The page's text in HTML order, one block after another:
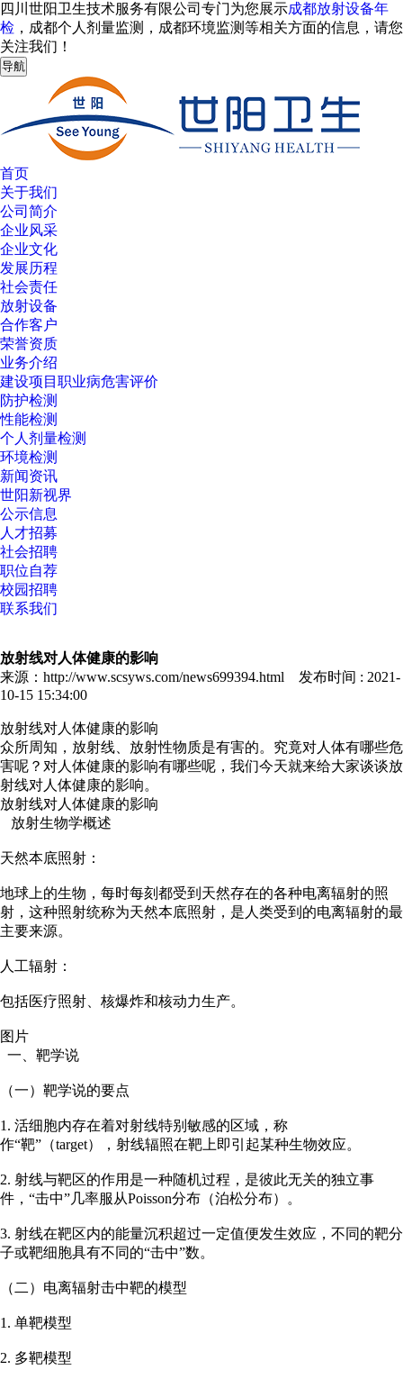
四川世阳卫生技术服务有限公司专门为您展示成都放射设备年
检 ，成都个人剂量监测，成都环境监测等相关方面的信息，请您
关注我们！
导航
首页
关于我们
公司简介
企业风采
企业文化
发展历程
社会责任
放射设备
合作客户
荣誉资质
业务介绍
建设项目职业病危害评价
防护检测
性能检测
个人剂量检测
环境检测
新闻资讯
世阳新视界
公示信息
人才招募
社会招聘
职位自荐
校园招聘
联系我们
放射线对人体健康的影响
来源：http://www.scsyws.com/news699394.html 发布时间 : 2021-
10-15 15:34:00
放射线对人体健康的影响
众所周知，放射线、放射性物质是有害的。究竟对人体有哪些危
害呢？对人体健康的影响有哪些呢，我们今天就来给大家谈谈放
射线对人体健康的影响。
放射线对人体健康的影响
放射生物学概述
天然本底照射：
地球上的生物，每时每刻都受到天然存在的各种电离辐射的照
射，这种照射统称为天然本底照射，是人类受到的电离辐射的最
主要来源。
人工辐射：
包括医疗照射、核爆炸和核动力生产。
图片
一、靶学说
（一）靶学说的要点
1. 活细胞内存在着对射线特别敏感的区域，称
作“靶”（target），射线辐照在靶上即引起某种生物效应。
2. 射线与靶区的作用是一种随机过程，是彼此无关的独立事
件，“击中”几率服从Poisson分布（泊松分布）。
3. 射线在靶区内的能量沉积超过一定值便发生效应，不同的靶分
子或靶细胞具有不同的“击中”数。
（二）电离辐射击中靶的模型
1. 单靶模型
2. 多靶模型